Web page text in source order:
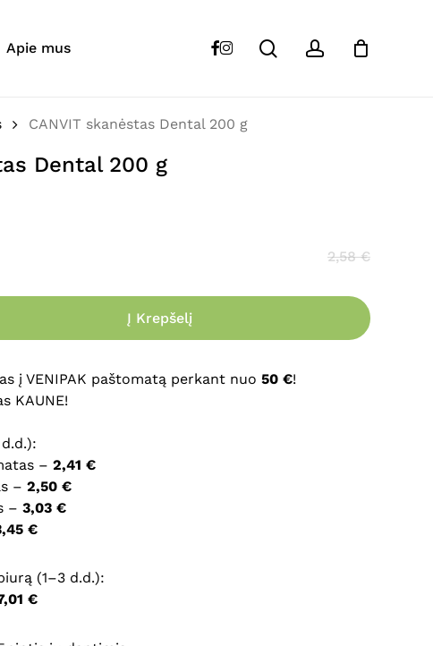
Apie mus facebook
instagram searchaccount
CANVIT skanėstas Dental 200 g
Dental 200 g
2,58€
Į Krepšelį
į VENIPAK paštomatą perkant nuo 50 €!
KAUNE!
– 2,41 €
– 2,50 €
– 3,03 €
€
(1–3 d.d.):
€
“CANVIT skanėstas Dental 200 g”
įvesti iš naujo, kai kitą kartą vėl norėsiu parašyti